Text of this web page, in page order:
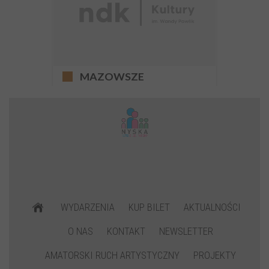
MAZOWSZE
NYSKIE CENTRUM
PROSCENIUM KSIĘGA
DZIEŃ BABCI I DZIADKA
FORT WODNY -
WYDARZENIA KUP BILET
AKTUALNOŚCI
O NAS
KONTAKT
NEWSLETTER
AMATORSKI RUCH ARTYSTYCZNY
PROJEKTY